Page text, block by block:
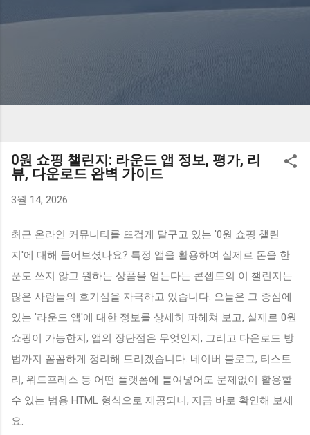
0원 쇼핑 챌린지: 라운드 앱 정보, 평가, 리
뷰, 다운로드 완벽 가이드
3월 14, 2026
최근 온라인 커뮤니티를 뜨겁게 달구고 있는 '0원 쇼핑 챌린
지'에 대해 들어보셨나요? 특정 앱을 활용하여 실제로 돈을 한
푼도 쓰지 않고 원하는 상품을 얻는다는 콘셉트의 이 챌린지는
많은 사람들의 호기심을 자극하고 있습니다. 오늘은 그 중심에
있는 '라운드 앱'에 대한 정보를 상세히 파헤쳐 보고, 실제로 0원
쇼핑이 가능한지, 앱의 장단점은 무엇인지, 그리고 다운로드 방
법까지 꼼꼼하게 정리해 드리겠습니다. 네이버 블로그, 티스토
리, 워드프레스 등 어떤 플랫폼에 붙여넣어도 문제없이 활용할
수 있는 범용 HTML 형식으로 제공되니, 지금 바로 확인해 보세
요.